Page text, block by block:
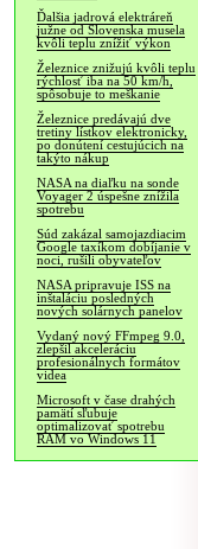
Ďalšia jadrová elektráreň
južne od Slovenska musela
kvôli teplu znížiť výkon
Železnice znižujú kvôli teplu
rýchlosť iba na 50 km/h,
spôsobuje to meškanie
Železnice predávajú dve
tretiny lístkov elektronicky,
po donútení cestujúcich na
takýto nákup
NASA na diaľku na sonde
Voyager 2 úspešne znížila
spotrebu
Súd zakázal samojazdiacim
Google taxíkom dobíjanie v
noci, rušili obyvateľov
NASA pripravuje ISS na
inštaláciu posledných
nových solárnych panelov
Vydaný nový FFmpeg 9.0,
zlepšil akceleráciu
profesionálnych formátov
videa
Microsoft v čase drahých
pamätí sľubuje
optimalizovať spotrebu
RAM vo Windows 11